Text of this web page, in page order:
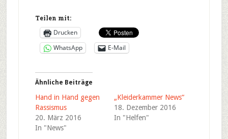
Teilen mit:
Drucken
WhatsApp
E-Mail
Ähnliche Beiträge
Hand in Hand gegen
Rassismus
20. März 2016
In "News"
„Kleiderkammer News“
18. Dezember 2016
In "Helfen"